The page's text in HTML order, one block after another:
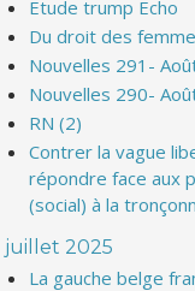
Etude trump Echo
Du droit des
Nouvelles 291-
Nouvelles 290-
RN (2)
Contrer la vague
répondre face aux
(social) à la
juillet 2025
La gauche belge